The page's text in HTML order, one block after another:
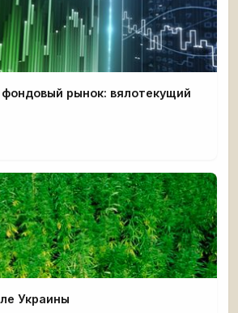
рынок: вялотекущий
Украины